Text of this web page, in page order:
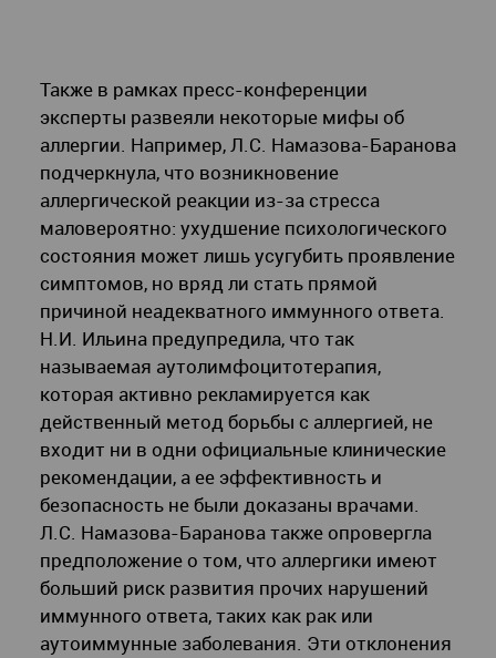
Также в рамках пресс-конференции
эксперты развеяли некоторые мифы об
аллергии. Например, Л.С. Намазова-Баранова
подчеркнула, что возникновение
аллергической реакции из-за стресса
маловероятно: ухудшение психологического
состояния может лишь усугубить проявление
симптомов, но вряд ли стать прямой
причиной неадекватного иммунного ответа.
Н.И. Ильина предупредила, что так
называемая аутолимфоцитотерапия,
которая активно рекламируется как
действенный метод борьбы с аллергией, не
входит ни в одни официальные клинические
рекомендации, а ее эффективность и
безопасность не были доказаны врачами.
Л.С. Намазова-Баранова также опровергла
предположение о том, что аллергики имеют
больший риск развития прочих нарушений
иммунного ответа, таких как рак или
аутоиммунные заболевания. Эти отклонения